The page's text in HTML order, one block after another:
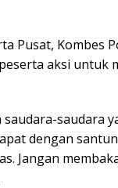
Pusat, Kombes
aksi untuk
saudara-saudara
dengan
Jangan